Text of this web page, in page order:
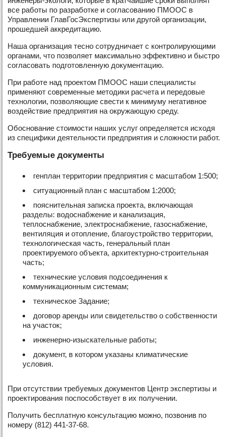
все работы по разработке и согласованию ПМООС в
Управлении ГлавГосЭкспертизы или другой организации,
прошедшей аккредитацию.
Наша организация тесно сотрудничает с контролирующими
органами, что позволяет максимально эффективно и быстро
согласовать подготовленную документацию.
При работе над проектом ПМООС наши специалисты
применяют современные методики расчета и передовые
технологии, позволяющие свести к минимуму негативное
воздействие предприятия на окружающую среду.
Обоснование стоимости наших услуг определяется исходя
из специфики деятельности предприятия и сложности работ.
Требуемые документы
генплан территории предприятия с масштабом 1:500;
ситуационный план с масштабом 1:2000;
пояснительная записка проекта, включающая
разделы: водоснабжение и канализация,
теплоснабжение, электроснабжение, газоснабжение,
вентиляция и отопление, благоустройство территории,
технологическая часть, генеральный план
проектируемого объекта, архитектурно-строительная
часть;
технические условия подсоединения к
коммуникационным системам;
техническое Задание;
договор аренды или свидетельство о собственности
на участок;
инженерно-изыскательные работы;
документ, в котором указаны климатические
условия.
При отсутствии требуемых документов Центр экспертизы и
проектирования поспособствует в их получении.
Получить бесплатную консультацию можно, позвонив по
номеру (812) 441-37-68.